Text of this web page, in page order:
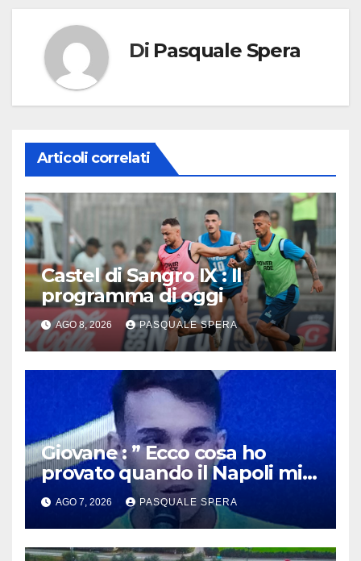
Di Pasquale Spera
Articoli correlati
Castel di Sangro IX : Il
programma di oggi
AGO 8, 2026 PASQUALE SPERA
Giovane : ” Ecco cosa ho
provato quando il Napoli mi
ha chiamato !”
AGO 7, 2026 PASQUALE SPERA